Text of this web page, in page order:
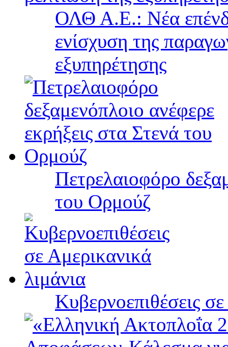
ΟΛΘ Α.Ε.: Νέα
ενίσχυση της
εξυπηρέτησης
Πετρελαιοφόρο
του Ορμούζ
Κυβερνοεπιθέσεις